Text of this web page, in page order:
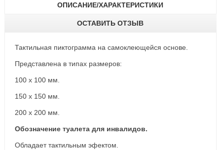
ОПИСАНИЕ/ХАРАКТЕРИСТИКИ
ОСТАВИТЬ ОТЗЫВ
Тактильная пиктограмма на самоклеющейся основе.
Представлена в типах размеров:
100 х 100 мм.
150 х 150 мм.
200 х 200 мм.
Обозначение туалета для инвалидов.
Обладает тактильным эфектом.